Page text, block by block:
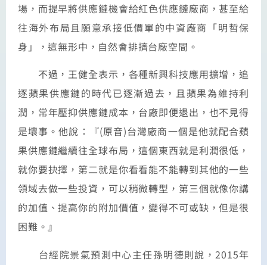
場，而提早將供應鏈機會給紅色供應鏈廠商，甚至給
往海外布局且願意承接低價單的中資廠商「明哲保
身」，這無形中，自然會排擠台廠空間。
不過，王健全表示，各種新興科技應用擴增，追
逐蘋果供應鏈的時代已逐漸過去，且蘋果為維持利
潤，常年壓抑供應鏈成本，台廠即便退出，也不見得
是壞事。他說：『(原音)台灣廠商一個是他就配合蘋
果供應鏈繼續往全球布局，這個東西就是利潤很低，
就你要抉擇，第二就是你看看能不能轉到其他的一些
領域去做一些投資，可以稍微轉型，第三個就像你講
的加值、提高你的附加價值，變得不可或缺，但是很
困難。』
台經院景氣預測中心主任孫明德則說，2015年